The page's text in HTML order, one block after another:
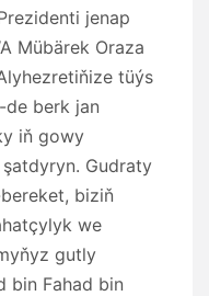
jenap
Mübärek Oraza
tüýs
berk jan
iň gowy
Gudraty
biziň
we
gutly
bin Fahad bin